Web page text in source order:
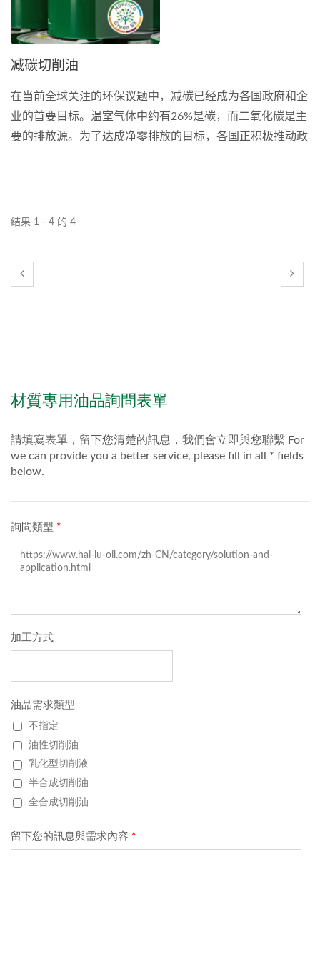
减碳切削油
在当前全球关注的环保议题中，减碳已经成为各国政府和企
业的首要目标。温室气体中约有26%是碳，而二氧化碳是主
要的排放源。为了达成净零排放的目标，各国正积极推动政
结果 1 - 4 的 4